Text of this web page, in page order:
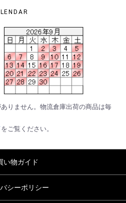
りません。物流倉庫出荷の商品は毎
をご覧ください。
い物ガイド
シーポリシー